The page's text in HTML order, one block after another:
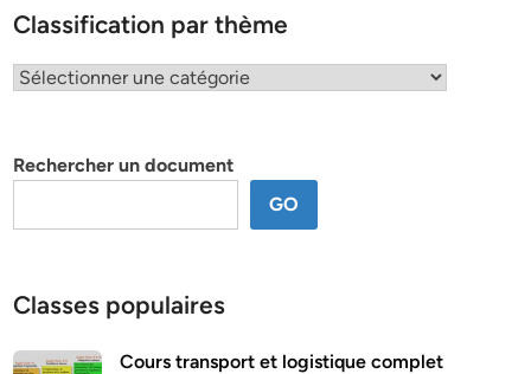
Classification par thème
Classification
Rechercher un document
GO
Classes populaires
Cours transport et logistique complet